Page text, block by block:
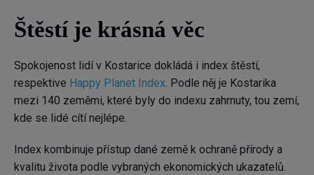
Štěstí je krásná věc
Spokojenost lidí v Kostarice dokládá i index štěstí,
respektive Happy Planet Index. Podle něj je Kostarika
mezi 140 zeměmi, které byly do indexu zahrnuty, tou zemí,
kde se lidé cítí nejlépe.
Index kombinuje přístup dané země k ochraně přírody a
kvalitu života podle vybraných ekonomických ukazatelů.